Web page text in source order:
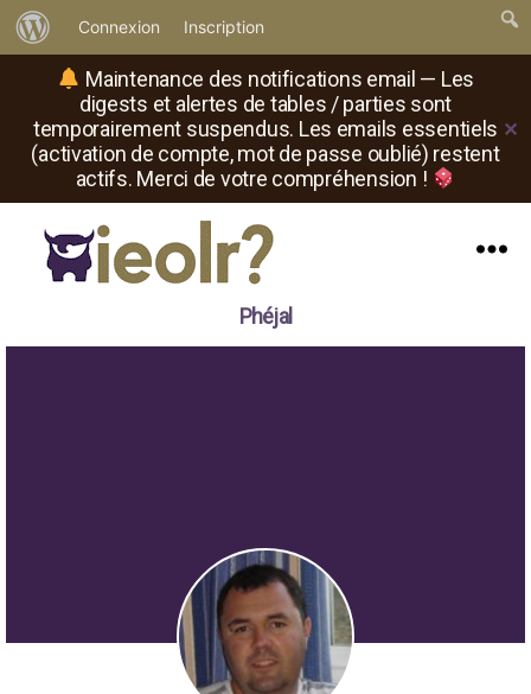
Maintenance des notifications email — Les
digests et alertes de tables / parties sont
temporairement suspendus. Les emails essentiels
(activation de compte, mot de passe oublié) restent
actifs. Merci de votre compréhension !
✕
propos
de
WordPress
Connexion Inscription
où
Phéjal